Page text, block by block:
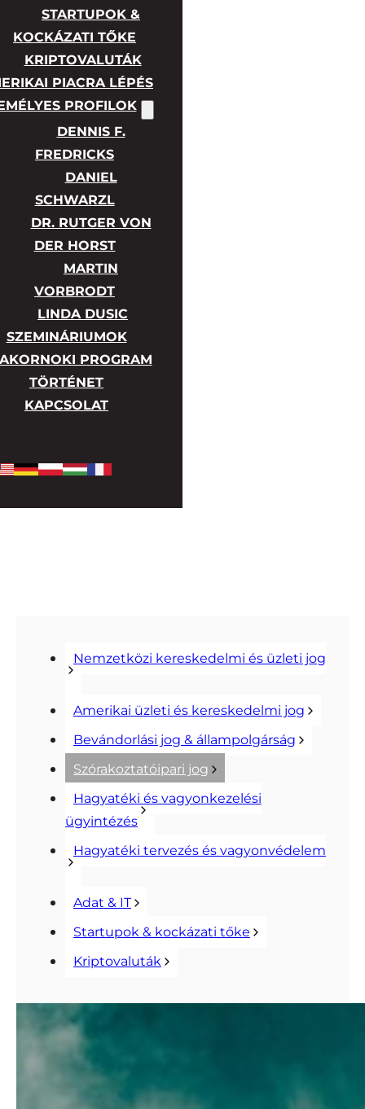
STARTUPOK &
KOCKÁZATI TŐKE
KRIPTOVALUTÁK
PIACRA LÉPÉS
PROFILOK
DENNIS F.
FREDRICKS
DANIEL
SCHWARZL
DR. RUTGER VON
DER HORST
MARTIN
VORBRODT
LINDA DUSIC
SZEMINÁRIUMOK
PROGRAM
TÖRTÉNET
KAPCSOLAT
Nemzetközi kereskedelmi és üzleti jog
Amerikai üzleti és kereskedelmi jog
Bevándorlási jog & állampolgárság
Szórakoztatóipari jog
Hagyatéki és vagyonkezelési
ügyintézés
Hagyatéki tervezés és vagyonvédelem
Adat & IT
Startupok & kockázati tőke
Kriptovaluták